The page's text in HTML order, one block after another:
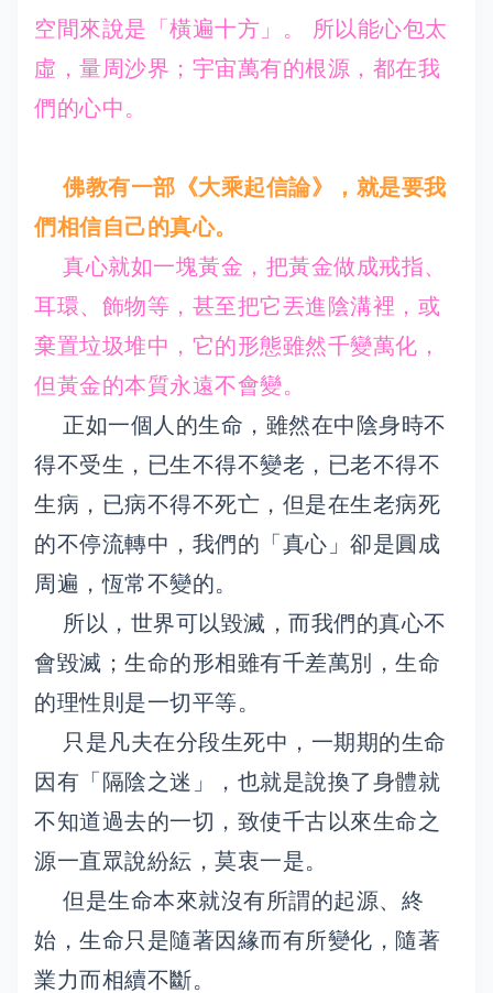
空間來說是「橫遍十方」。 所以能心包太
虛，量周沙界；宇宙萬有的根源，都在我
們的心中。
佛教有一部《大乘起信論》，就是要我
們相信自己的真心。
真心就如一塊黃金，把黃金做成戒指、
耳環、飾物等，甚至把它丟進陰溝裡，或
棄置垃圾堆中，它的形態雖然千變萬化，
但黃金的本質永遠不會變。
正如一個人的生命，雖然在中陰身時不
得不受生，已生不得不變老，已老不得不
生病，已病不得不死亡，但是在生老病死
的不停流轉中，我們的「真心」卻是圓成
周遍，恆常不變的。
所以，世界可以毀滅，而我們的真心不
會毀滅；生命的形相雖有千差萬別，生命
的理性則是一切平等。
只是凡夫在分段生死中，一期期的生命
因有「隔陰之迷」，也就是說換了身體就
不知道過去的一切，致使千古以來生命之
源一直眾說紛紜，莫衷一是。
但是生命本來就沒有所謂的起源、終
始，生命只是隨著因緣而有所變化，隨著
業力而相續不斷。